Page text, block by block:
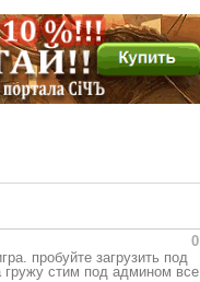
0
пробуйте загрузить под
гружу стим под админом все